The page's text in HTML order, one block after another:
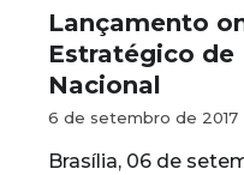
Lançamento
Estratégico
Nacional
6 de setembro de 2017
Brasília, 06 de